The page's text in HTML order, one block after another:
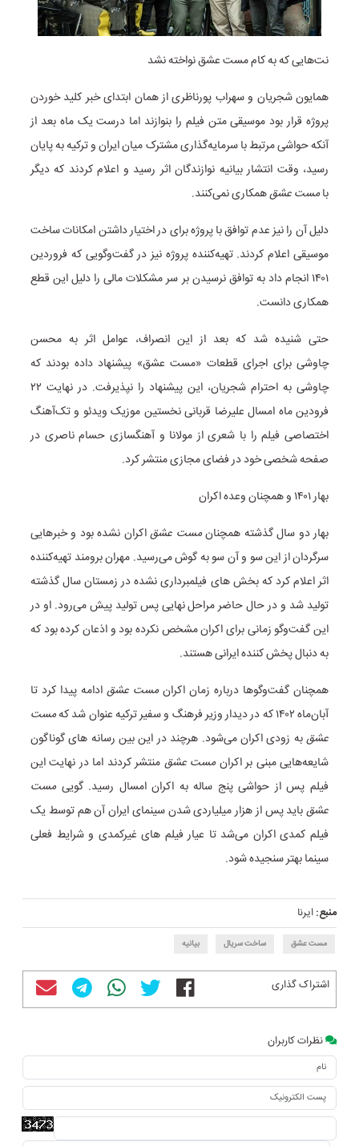
نت‌هایی که به کام مست عشق نواخته نشد
همایون شجریان و سهراب پورناظری از همان ابتدای خبر کلید خوردن
پروژه قرار بود موسیقی متن فیلم را بنوازند اما درست یک ماه بعد از
آنکه حواشی مرتبط با سرمایه‌گذاری مشترک میان ایران و ترکیه به پایان
رسید، وقت انتشار بیانیه نوازندگان اثر رسید و اعلام کردند که دیگر
بامست عشقهمکاری نمی‌کنند.
دلیل آن را نیز عدم توافق با پروژه برای در اختیار داشتن امکانات ساخت
موسیقی اعلام کردند. تهیه‌کننده پروژه نیز در گفت‌وگویی که فروردین
۱۴۰۱ انجام داد به توافق نرسیدن بر سر مشکلات مالی را دلیل این قطع
همکاری دانست.
حتی شنیده شد که بعد از این انصراف، عوامل اثر به محسن
چاوشی برای اجرای قطعات «مست عشق» پیشنهاد داده بودند که
چاوشی به احترام شجریان، این پیشنهاد را نپذیرفت. در نهایت ۲۲
فرودین ماه امسال علیرضا قربانی نخستین موزیک ویدئو و تک‌آهنگ
اختصاصی فیلم را با شعری از مولانا و آهنگسازی حسام ناصری در
صفحه شخصی خود در فضای مجازی منتشر کرد.
بهار ۱۴۰۱ و همچنان وعده اکران
بهار دو سال گذشته همچنانمست عشقاکران نشده بود و خبرهایی
سرگردان از این سو و آن سو به گوش می‌رسید. مهران برومند تهیه‌کننده
اثر اعلام کرد که بخش های فیلمبرداری نشده در زمستان سال گذشته
تولید شد و در حال حاضر مراحل نهایی پس تولید پیش می‌رود. او در
این گفت‌وگو زمانی برای اکران مشخص نکرده بود و اذعان کرده بود که
به دنبال پخش کننده ایرانی هستند.
همچنان گفت‌وگوها درباره زمان اکران مست عشق ادامه پیدا کرد تا
آبان‌ماه ۱۴۰۲ که در دیدار وزیر فرهنگ و سفیر ترکیه عنوان شد که
مست
عشقبه زودی اکران می‌شود. هرچند در این بین رسانه های گوناگون
شایعه‌هایی مبنی بر اکران مست عشق منتشر کردند اما در نهایت این
فیلم پس از حواشی پنج ساله به اکران امسال رسید. گویی مست
عشقباید پس از هزار میلیاردی شدن سینمای ایران آن هم توسط یک
فیلم کمدی اکران می‌شد تا عیار فیلم های غیرکمدی و شرایط فعلی
سینما بهتر سنجیده شود.
منبع:ایرنا
مست عشق ساخت سریال بیانیه
اشتراک گذاری
نظرات کاربران